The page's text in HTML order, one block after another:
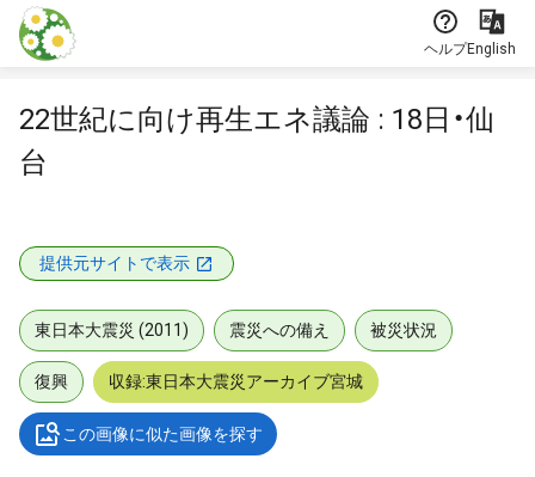
本文に飛ぶ
ヘルプEnglish
22世紀に向け再生エネ議論 : 18日・仙
台
提供元サイトで表示
東日本大震災 (2011) 震災への備え 被災状況
復興 収録:東日本大震災アーカイブ宮城
この画像に似た画像を探す